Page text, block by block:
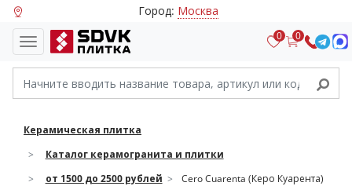
Город: Москва
0 0
Керамическая плитка
Каталог керамогранита и плитки
от 1500 до 2500 рублей
Cero Cuarenta (Керо Куарента)